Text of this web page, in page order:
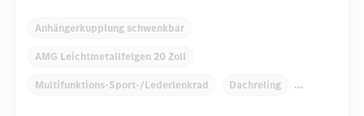
Anhängerkupplung schwenkbar
AMG Leichtmetallfelgen 20 Zoll
Multifunktions-Sport-/Lederlenkrad Dachreling